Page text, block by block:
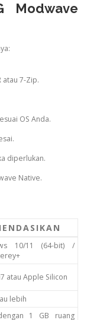
Modwave
atau 7-Zip.
OS Anda.
diperlukan.
Native.
10/11 (64-bit) /
atau Apple Silicon
lebih
1 GB ruang